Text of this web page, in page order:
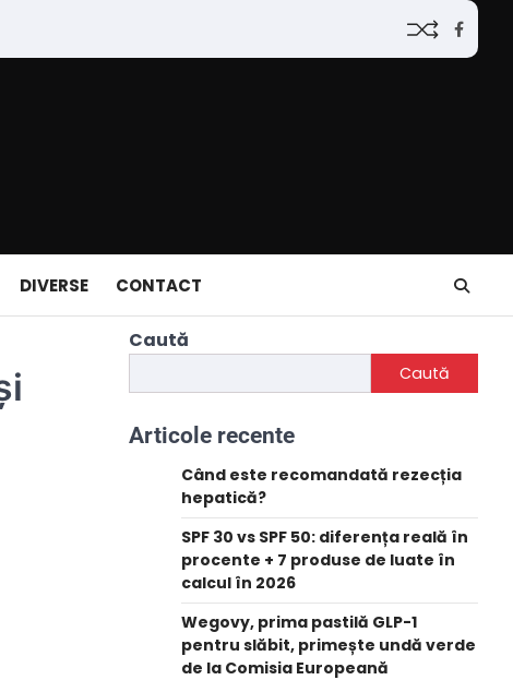
DIVERSE CONTACT
Caută
Caută
Articole recente
Când este recomandată rezecția
hepatică?
SPF 30 vs SPF 50: diferența reală în
procente + 7 produse de luate în
calcul în 2026
Wegovy, prima pastilă GLP-1
pentru slăbit, primește undă verde
de la Comisia Europeană